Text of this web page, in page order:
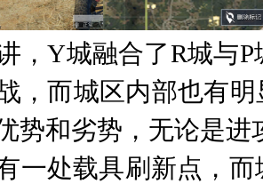
，Y城融合了R城与
，而城区内部也有
势和劣势，无论是
一处载具刷新点，